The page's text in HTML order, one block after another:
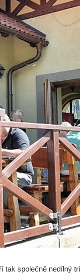
tak společně nedílný